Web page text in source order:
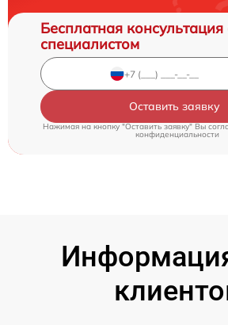
Бесплатная консультация
специалистом
Оставить заявку
Нажимая на кнопку "Оставить заявку" Вы
конфиденциальности